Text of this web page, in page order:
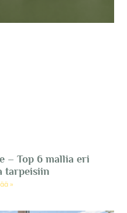
– Top 6 mallia eri
tarpeisiin
»